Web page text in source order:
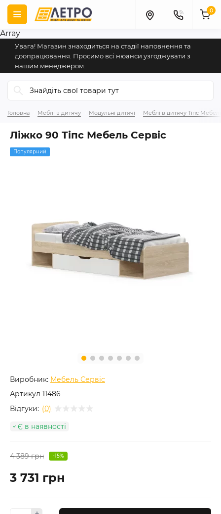
Array
Увага! Магазин знаходиться на стадії наповнення та
доопрацювання. Просимо всі нюанси узгоджувати з
нашим менеджером.
0
Головна Меблі в дитячу Модульні дитячі Меблі в дитячу Тіпс
Ліжко 90 Тіпс Мебель Сервіс
Популярний
Виробник: Мебель Сервіс
Артикул 11486
Відгуки: (0)
Є в наявності
4 389 грн -15%
3 731 грн